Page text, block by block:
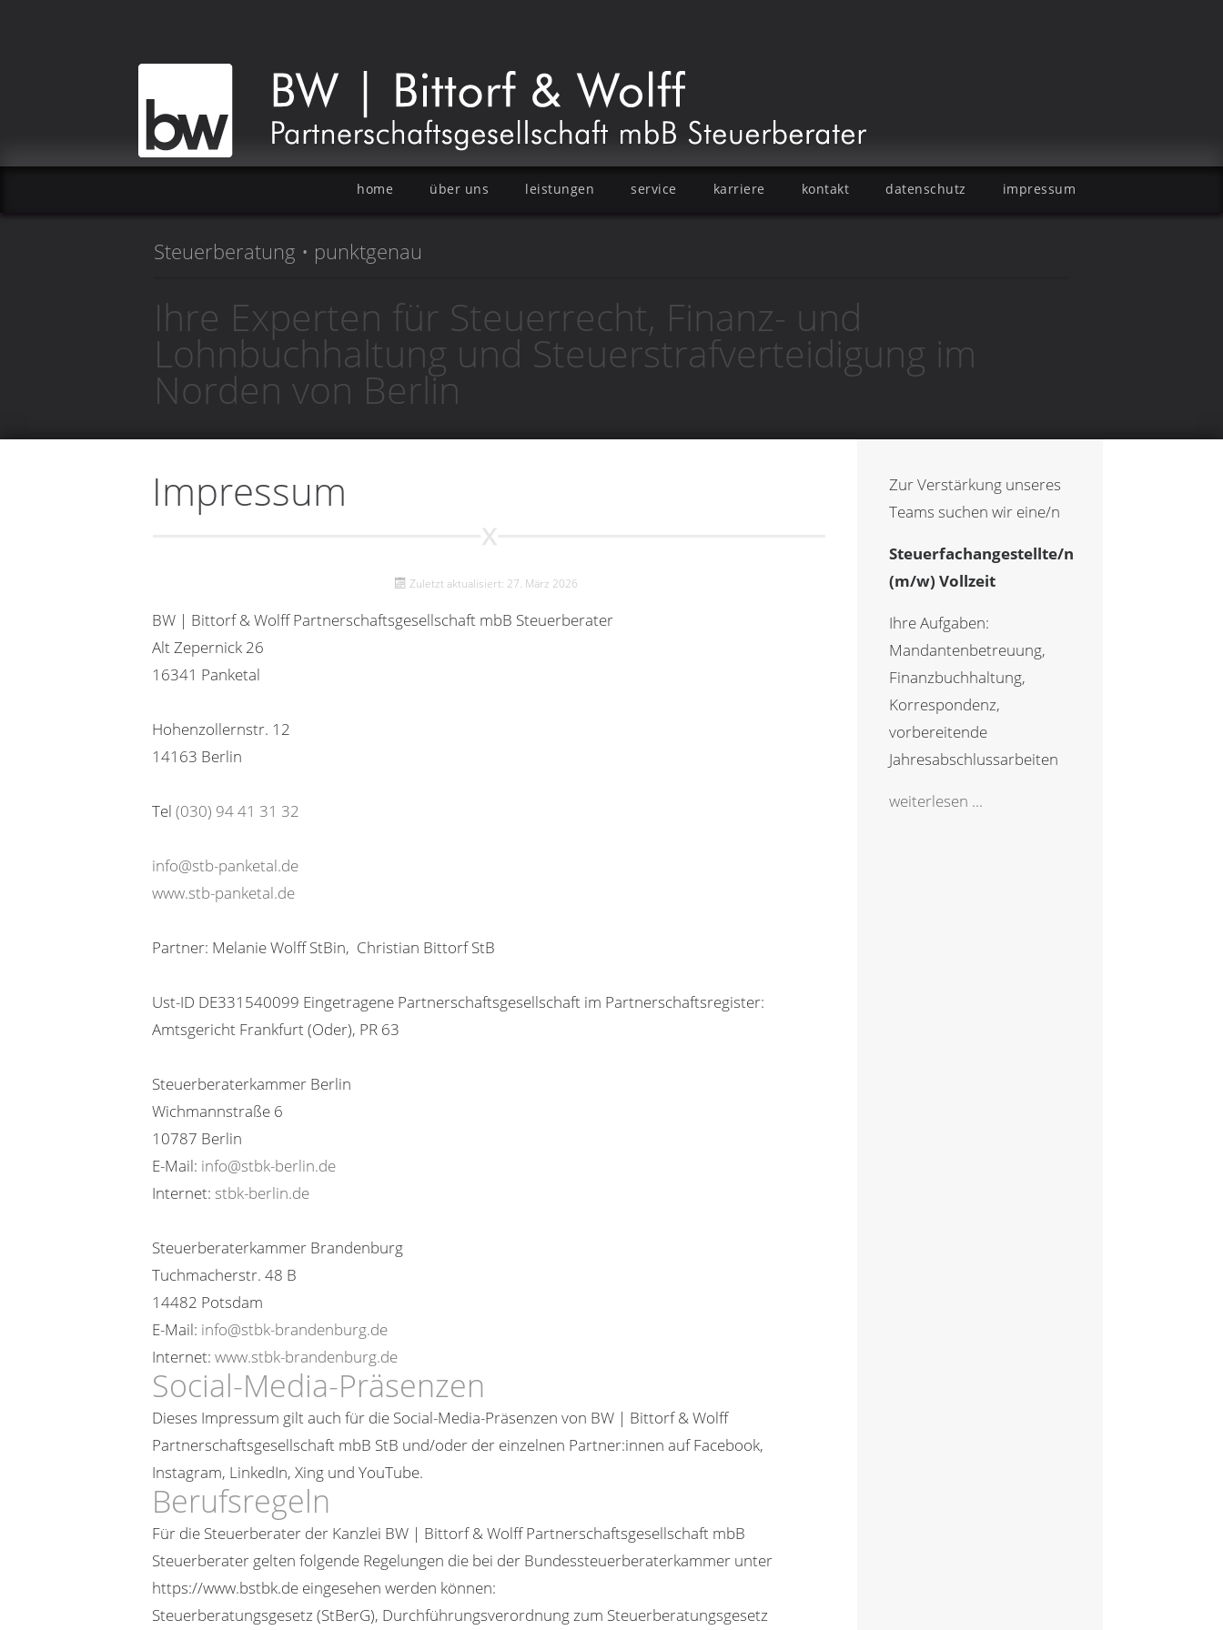
home über uns leistungen service karriere kontakt datenschutz impressum
Steuerberatung • punktgenau
Ihre Experten für Steuerrecht, Finanz- und
Lohnbuchhaltung und Steuerstrafverteidigung im
Norden von Berlin
Zur Verstärkung unseres
Teams suchen wir eine/n
Steuerfachangestellte/n
(m/w) Vollzeit
Ihre Aufgaben:
Mandantenbetreuung,
Finanzbuchhaltung,
Korrespondenz,
vorbereitende
Jahresabschlussarbeiten
weiterlesen ...
Impressum
Zuletzt aktualisiert: 27. März 2026
BW | Bittorf & Wolff Partnerschaftsgesellschaft mbB Steuerberater
Alt Zepernick 26
16341 Panketal
Hohenzollernstr. 12
14163 Berlin
Tel (030) 94 41 31 32
info@stb-panketal.de
www.stb-panketal.de
Partner: Melanie Wolff StBin, Christian Bittorf StB
Ust-ID DE331540099 Eingetragene Partnerschaftsgesellschaft im Partnerschaftsregister:
Amtsgericht Frankfurt (Oder), PR 63
Steuerberaterkammer Berlin
Wichmannstraße 6
10787 Berlin
E-Mail: info@stbk-berlin.de
Internet: stbk-berlin.de
Steuerberaterkammer Brandenburg
Tuchmacherstr. 48 B
14482 Potsdam
E-Mail: info@stbk-brandenburg.de
Internet: www.stbk-brandenburg.de
Social-Media-Präsenzen
Dieses Impressum gilt auch für die Social-Media-Präsenzen von BW | Bittorf & Wolff
Partnerschaftsgesellschaft mbB StB und/oder der einzelnen Partner:innen auf Facebook,
Instagram, LinkedIn, Xing und YouTube.
Berufsregeln
Für die Steuerberater der Kanzlei BW | Bittorf & Wolff Partnerschaftsgesellschaft mbB
Steuerberater gelten folgende Regelungen die bei der Bundessteuerberaterkammer unter
https://www.bstbk.de eingesehen werden können:
Steuerberatungsgesetz (StBerG), Durchführungsverordnung zum Steuerberatungsgesetz